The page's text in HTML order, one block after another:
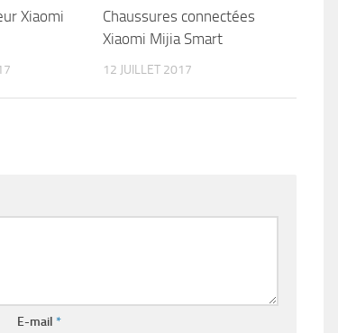
Xiaomi
Chaussures connectées
Xiaomi Mijia Smart
12 JUILLET 2017
E-mail*